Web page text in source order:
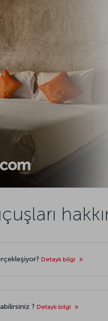
Detaylı bilgi
? Detaylı bilgi